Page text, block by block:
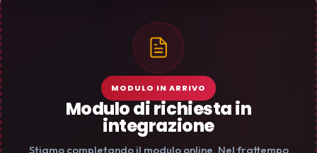
MODULO IN ARRIVO
Modulo di richiesta in
integrazione
Stiamo completando il modulo online. Nel frattempo